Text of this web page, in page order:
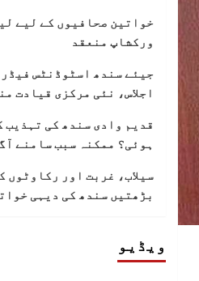
خواتین صحافیوں کے لیے
ورکشاپ منعقد
جیئے سندھ اسٹوڈنٹس
اجلاس، نئی مرکزی قیادت
قدیم وادی سندھ کی تہذیب
ہوئی؟ ممکنہ سبب سامنے
سیلاب، غربت اور رکاوٹوں
بڑھتیں سندھ کی دیہی
ویڈیو